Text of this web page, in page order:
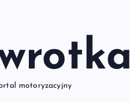
motoryzacyjny